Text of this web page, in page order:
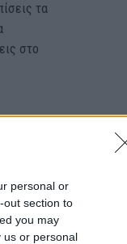
personal or
out section to
you may
us or personal
τα
στο